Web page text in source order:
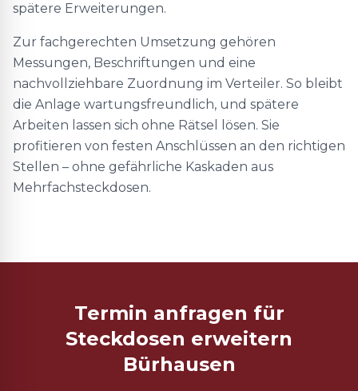
spätere Erweiterungen.
Zur fachgerechten Umsetzung gehören
Messungen, Beschriftungen und eine
nachvollziehbare Zuordnung im Verteiler. So bleibt
die Anlage wartungsfreundlich, und spätere
Arbeiten lassen sich ohne Rätsel lösen. Sie
profitieren von festen Anschlüssen an den richtigen
Stellen – ohne gefährliche Kaskaden aus
Mehrfachsteckdosen.
Termin anfragen für
Steckdosen erweitern
Bürhausen